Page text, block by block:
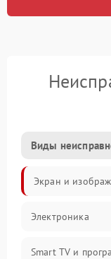
Виды
Экран и
Электроника
Smart TV и